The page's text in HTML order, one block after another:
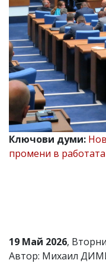
Веселин
Василев,
email:
v.vasilev@flagman.bg
Катя
Касабова,
еmail:
Главен
редактор:
Иван
Колев,
email:
office@flagman.bg
и
не
Ключови думи:
промени в
19 Май 2026,
Автор: Михаил